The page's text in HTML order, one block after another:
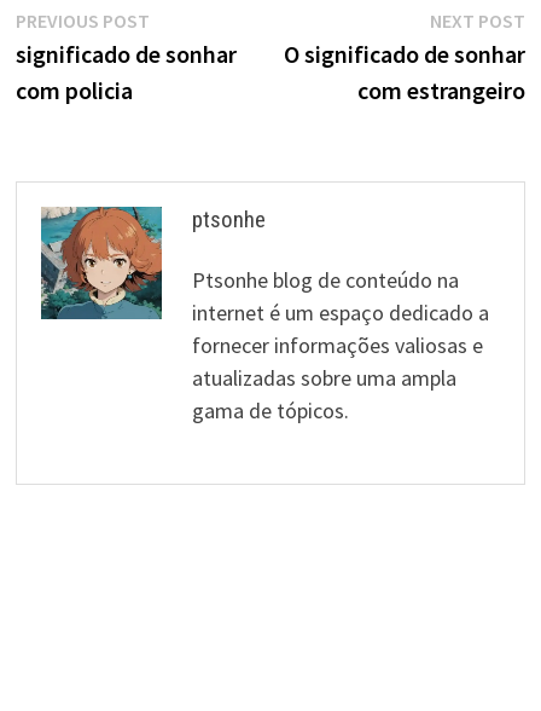
Navegação
de
artigos
PREVIOUS POSTPrevious
post:
significado de sonhar
com policia
NEXT POST
O significado de sonhar
com estrangeiro
ptsonhe
Ptsonhe blog de conteúdo na
internet é um espaço dedicado a
fornecer informações valiosas e
atualizadas sobre uma ampla
gama de tópicos.